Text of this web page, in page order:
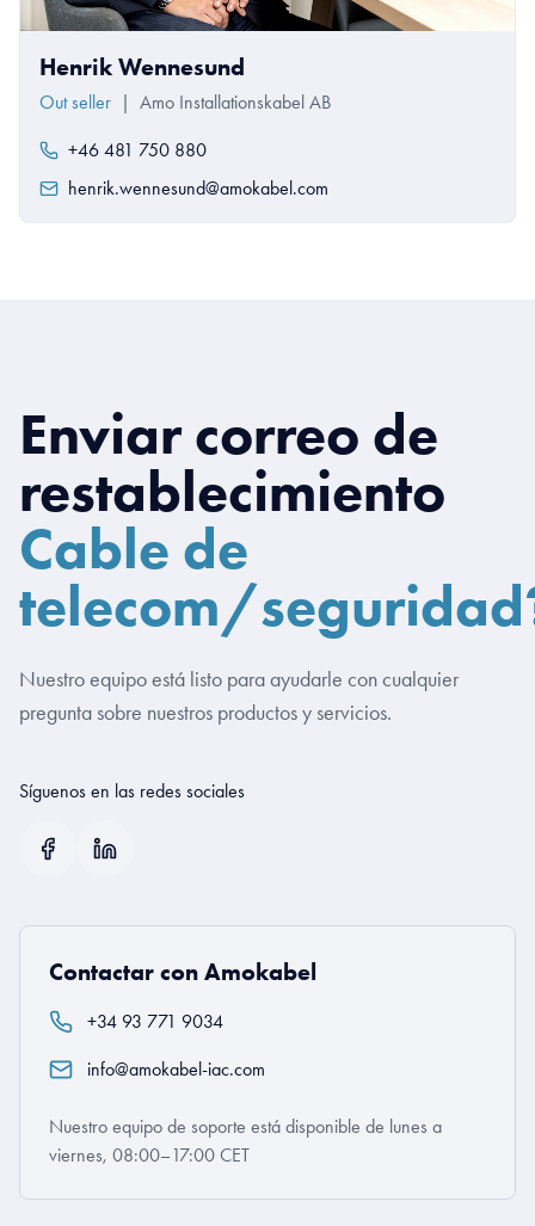
Henrik Wennesund
Out seller | Amo Installationskabel AB
+46 481 750 880
henrik.wennesund@amokabel.com
Enviar correo de
restablecimiento
Cable de
telecom/
Nuestro equipo está listo para ayudarle con cualquier
pregunta sobre nuestros productos y servicios.
Síguenos en las redes sociales
Contactar con Amokabel
+34 93 771 9034
info@amokabel-iac.com
Nuestro equipo de soporte está disponible de lunes a
viernes, 08:00–17:00 CET